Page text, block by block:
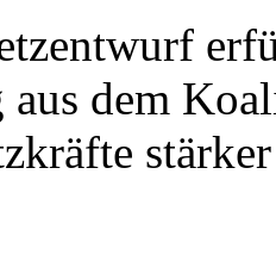
aus dem